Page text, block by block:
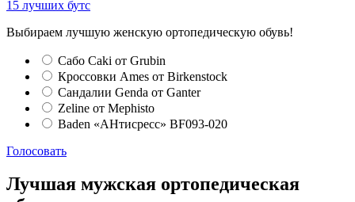
15 лучших бутс
Выбираем лучшую женскую ортопедическую обувь!
Сабо Caki от Grubin
Кроссовки Ames от Birkenstock
Сандалии Genda от Ganter
Zeline от Mephisto
Baden «АНтисресс» BF093-020
Голосовать
Лучшая мужская ортопедическая